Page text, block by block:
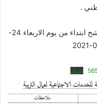
.
حيث سيشرع في استقبال طلبات الترشح ابتداء من يوم الاربعاء 24-
تنزيل